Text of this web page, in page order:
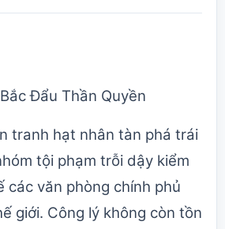
Đẩu Thần Quyền
tranh hạt nhân tàn phá trái
tội phạm trỗi dậy kiểm
các văn phòng chính phủ
giới. Công lý không còn tồn